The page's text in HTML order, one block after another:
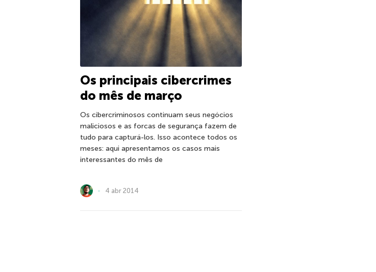
Os principais cibercrimes
do mês de março
Os cibercriminosos continuam seus negócios
maliciosos e as forcas de segurança fazem de
tudo para capturá-los. Isso acontece todos os
meses: aqui apresentamos os casos mais
interessantes do mês de
4 abr 2014